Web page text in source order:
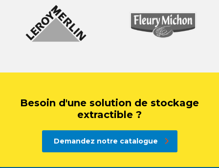
Besoin d'une solution de stockage
extractible ?
Demandez notre catalogue